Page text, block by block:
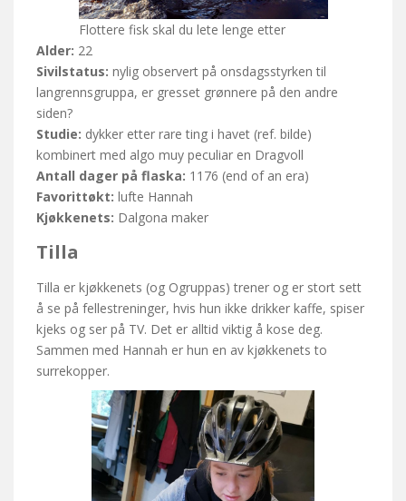
Flottere fisk skal du lete lenge etter
Alder: 22
Sivilstatus: nylig observert på onsdagsstyrken til
langrennsgruppa, er gresset grønnere på den andre
siden?
Studie: dykker etter rare ting i havet (ref. bilde)
kombinert med algo muy peculiar en Dragvoll
Antall dager på flaska: 1176 (end of an era)
Favorittøkt: lufte Hannah
Kjøkkenets: Dalgona maker
Tilla
Tilla er kjøkkenets (og Ogruppas) trener og er stort sett
å se på fellestreninger, hvis hun ikke drikker kaffe, spiser
kjeks og ser på TV. Det er alltid viktig å kose deg.
Sammen med Hannah er hun en av kjøkkenets to
surrekopper.